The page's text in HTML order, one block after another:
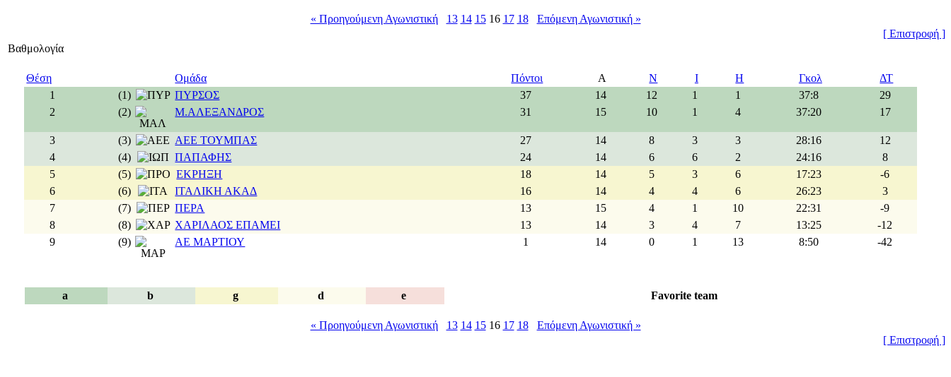
« Προηγούμενη Αγωνιστική 13 14 1516 17 18
Επόμενη Αγωνιστική »
[ Επιστροφή ]
Βαθμολογία
Θέση Ομάδα Πόντοι Α Ν Ι Η Γκολ
ΔΤ
1
(1) ΠΥΡΣΟΣ 37 14 12 1 1 37:8
29
2
(2) Μ.ΑΛΕΞΑΝΔΡΟΣ 31 15 10 1 4 37:20 17
3 (3) ΑΕΕ ΤΟΥΜΠΑΣ 27 14 8 3 3 28:16
12
4
(4) ΠΑΠΑΦΗΣ 24 14 6 6 2 24:16
8
5
(5) ΕΚΡΗΞΗ 18 14 5 3 6 17:23
-6
6
(6) ΙΤΑΛΙΚΗ ΑΚΑΔ 16 14 4 4 6 26:23
3
7
(7) ΠΕΡΑ 13 15 4 1 10 22:31
-9
8
(8) ΧΑΡΙΛΑΟΣ ΕΠΑΜΕΙ 13 14 3 4 7 13:25
-12
9
(9) ΑΕ ΜΑΡΤΙΟΥ 1 14 0 1 13 8:50 -42
a b g d e Favorite team
« Προηγούμενη Αγωνιστική 13 14 1516 17 18
Επόμενη Αγωνιστική »
[ Επιστροφή ]